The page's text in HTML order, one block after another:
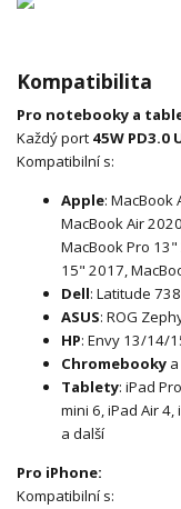
Kompatibilita
Pro notebooky a
Každý port 45W PD3.0
Kompatibilní s:
Apple: MacBook
MacBook Air
MacBook Pro
15" 2017,
Dell: Latitude
ASUS: ROG
HP: Envy 13/14/
Chromebooky
Tablety: iPad
mini 6, iPad Air
a další
Pro iPhone:
Kompatibilní s: